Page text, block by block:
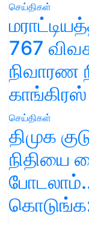
செய்திகள்
767
நிவாரண
செய்திகள்
திமுக
நிதியை
கொடுங்க: